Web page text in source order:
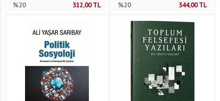
%20 312,00TL %20 344,00TL